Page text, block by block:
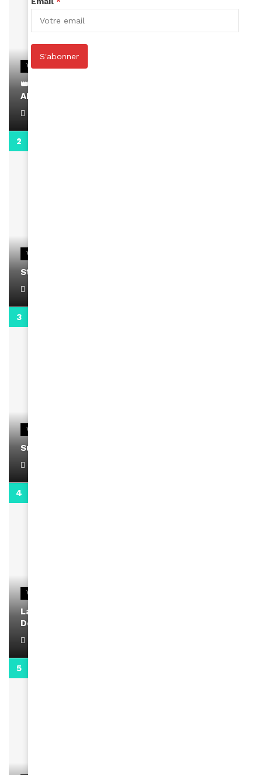
VIDEOS
👑 Remerciements à Ayden pour son message sur
AMINA, le Magazine de la Femme
VIDEOS
Stacy passe un message
VIDEOS
Support Black Business Wee-kend
VIDEOS
La rubrique santé speciale coronavirus du
Docteur Makanda
S'abonner